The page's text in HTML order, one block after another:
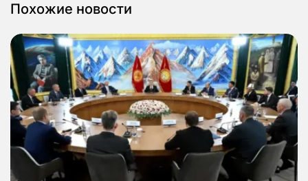
Похожие новости